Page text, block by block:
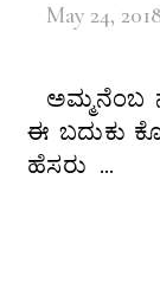
May 24,
ಅಮ್ಮನೆಂಬ ನೆರಳಿನ ಅಡಿಯಲಿ ನಾನೊಂದು ಚಿಗುರು
ಈ ಬದುಕು
ಹೆಸರು …